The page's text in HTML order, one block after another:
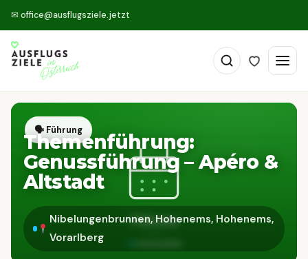
✉ office@ausflugsziele.jetzt
🗣 Führung
Themenführung:
Genussführung – Apéro &
Altstadt
Nibelungenbrunnen, Hohenems, Hohenems,
Vorarlberg